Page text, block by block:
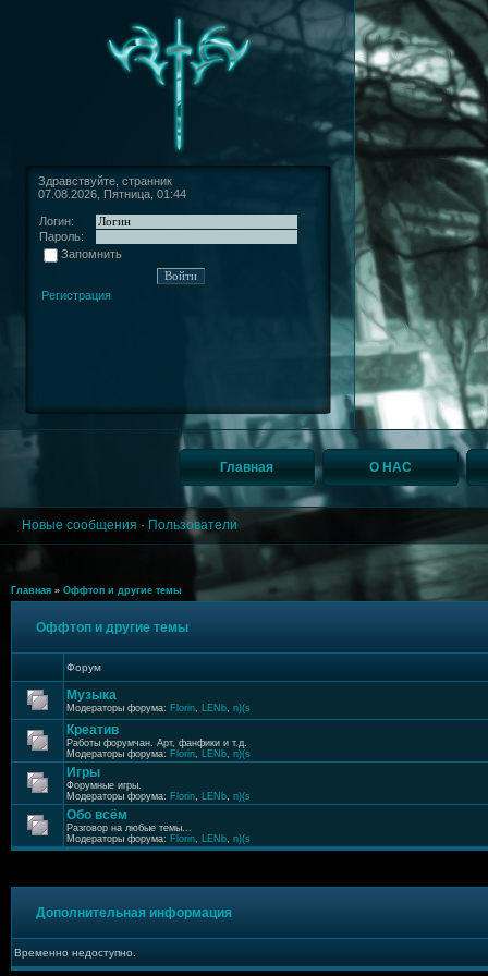
Здравствуйте, странник
07.08.2026, Пятница, 01:44
Логин:
Пароль:
Запомнить
Регистрация
Главная О НАС
Новые сообщения · Пользователи
Главная » Оффтоп и другие темы
Оффтоп и другие темы
Форум
Музыка
Модераторы форума: Florin, LENb, n)(s
Креатив
Работы форумчан. Арт, фанфики и т.д.
Модераторы форума: Florin, LENb, n)(s
Игры
Форумные игры.
Модераторы форума: Florin, LENb, n)(s
Обо всём
Разговор на любые темы...
Модераторы форума: Florin, LENb, n)(s
Дополнительная информация
Временно недоступно.